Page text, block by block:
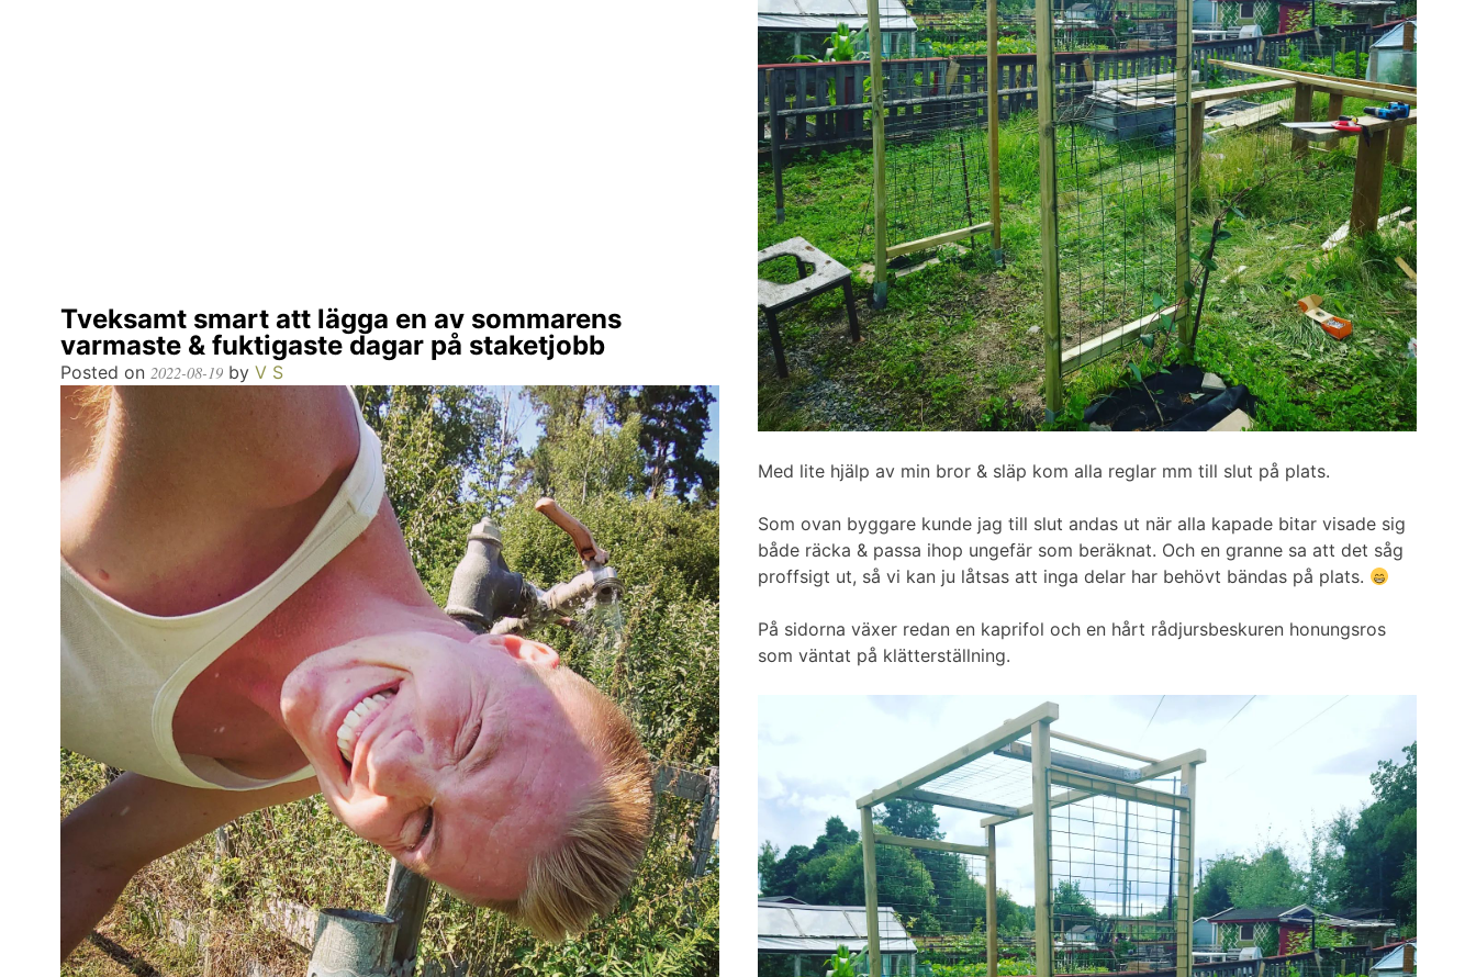
Tveksamt smart att lägga en av sommarens
varmaste & fuktigaste dagar på staketjobb
Posted on 2022-08-19by V S
Med lite hjälp av min bror & släp kom alla reglar mm till slut på plats.
Som ovan byggare kunde jag till slut andas ut när alla kapade bitar visade sig
både räcka & passa ihop ungefär som beräknat. Och en granne sa att det såg
proffsigt ut, så vi kan ju låtsas att inga delar har behövt bändas på plats.
På sidorna växer redan en kaprifol och en hårt rådjursbeskuren honungsros
som väntat på klätterställning.